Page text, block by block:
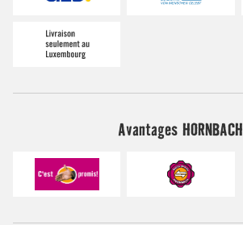
Avantages HORNBACH